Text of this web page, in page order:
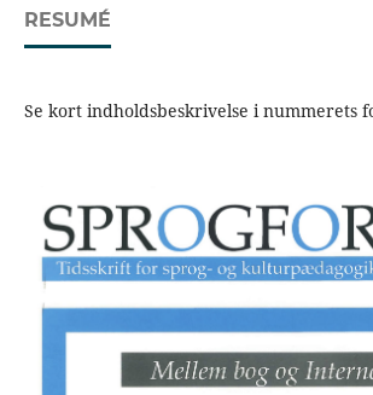
RESUMÉ
Se kort indholdsbeskrivelse i nummerets